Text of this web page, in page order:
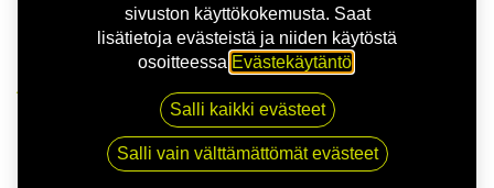
165/70R13 79T VREDESTEIN QUATRAC 5 XL
sivuston käyttökokemusta. Saat
lisätietoja evästeistä ja niiden käytöstä
osoitteessa Evästekäytäntö
Salli kaikki evästeet
Salli vain välttämättömät evästeet